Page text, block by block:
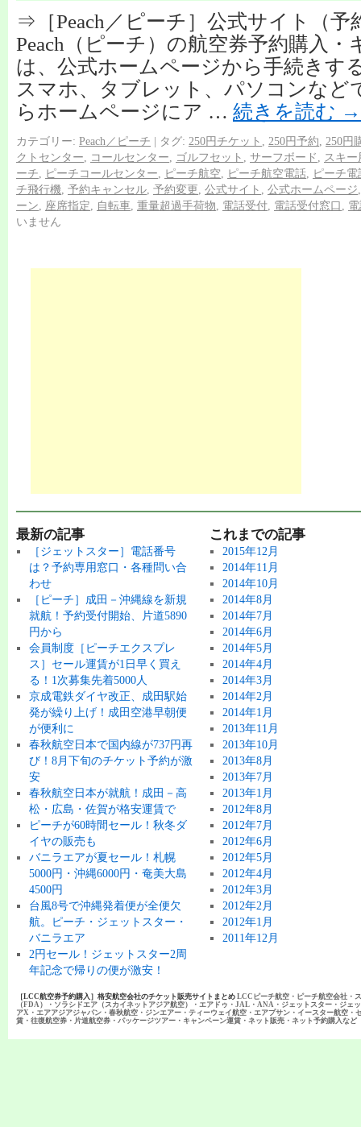
⇒［Peach／ピーチ］公式サイト（予
Peach（ピーチ）の航空券予約購入
は、公式ホームページから手続きす
スマホ、タブレット、パソコンなど
らホームページにア … 続きを読む →
カテゴリー: Peach／ピーチ | タグ: 250円チケット 250円予約
250円
クトセンター
コールセンター ゴルフセット サーフボード
スキー
ーチ
ピーチコールセンター ピーチ航空 ピーチ航空電話
ピーチ電
チ飛行機 予約キャンセル 予約変更 公式サイト 公式ホームページ
ーン
座席指定 自転車 重量超過手荷物 電話受付 電話受付窓口
いません
最新の記事
［ジェットスター］電話番号
は？予約専用窓口・各種問い合
わせ
［ピーチ］成田－沖縄線を新規
就航！予約受付開始、片道5890
円から
会員制度［ピーチエクスプレ
ス］セール運賃が1日早く買え
る！1次募集先着5000人
京成電鉄ダイヤ改正、成田駅始
発が繰り上げ！成田空港早朝便
が便利に
春秋航空日本で国内線が737円再
び！8月下旬のチケット予約が激
安
春秋航空日本が就航！成田－高
松・広島・佐賀が格安運賃で
ピーチが60時間セール！秋冬ダ
イヤの販売も
バニラエアが夏セール！札幌
5000円・沖縄6000円・奄美大島
4500円
台風8号で沖縄発着便が全便欠
航。ピーチ・ジェットスター・
バニラエア
2円セール！ジェットスター2周
年記念で帰りの便が激安！
これまでの記事
2015年12月
2014年11月
2014年10月
2014年8月
2014年7月
2014年6月
2014年5月
2014年4月
2014年3月
2014年2月
2014年1月
2013年11月
2013年10月
2013年8月
2013年7月
2013年1月
2012年8月
2012年7月
2012年6月
2012年5月
2012年4月
2012年3月
2012年2月
2012年1月
2011年12月
［LCC航空券予約購入］格安航空会社のチケット販売サイトまとめ LCCピーチ航空・ピーチ航空会社・
（FDA）・ソラシドエア（スカイネットアジア航空）・エアドゥ・JAL・ANA・ジェットスター・ジェ
アX・エアアジアジャパン・春秋航空・ジンエアー・ティーウェイ航空・エアプサン・イースター航空
賃・往復航空券・片道航空券・パッケージツアー・キャンペーン運賃・ネット販売・ネット予約購入など